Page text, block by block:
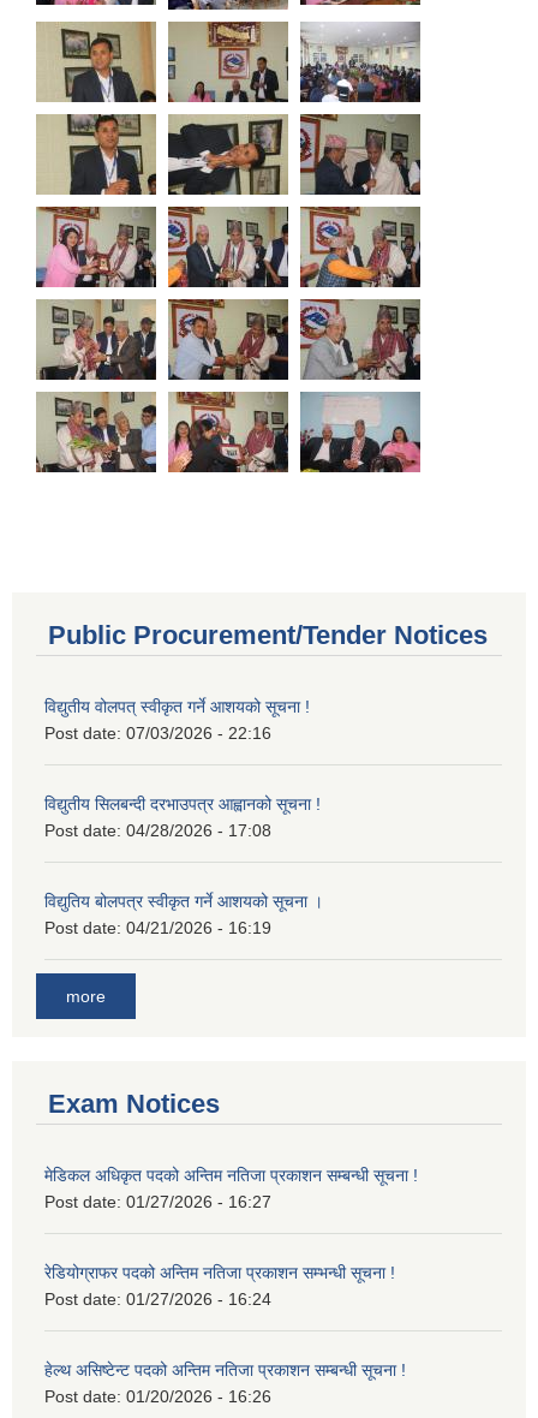
Public Procurement/Tender Notices
विद्युतीय वोलपत् स्वीकृत गर्ने आशयको सूचना !
Post date: 07/03/2026 - 22:16
विद्युतीय सिलबन्दी दरभाउपत्र आह्वानको सूचना !
Post date: 04/28/2026 - 17:08
विद्युतिय बोलपत्र स्वीकृत गर्ने आशयको सूचना ।
Post date: 04/21/2026 - 16:19
more
Exam Notices
मेडिकल अधिकृत पदको अन्तिम नतिजा प्रकाशन सम्बन्धी सूचना !
Post date: 01/27/2026 - 16:27
रेडियोग्राफर पदको अन्तिम नतिजा प्रकाशन सम्भन्धी सूचना !
Post date: 01/27/2026 - 16:24
हेल्थ असिष्टेन्ट पदको अन्तिम नतिजा प्रकाशन सम्बन्धी सूचना !
Post date: 01/20/2026 - 16:26